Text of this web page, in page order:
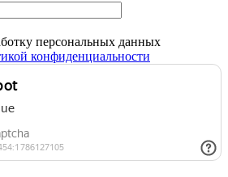
персональных данных
конфиденциальности